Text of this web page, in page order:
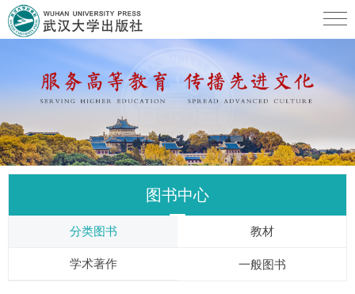
图书中心
分类图书 教材
学术著作 一般图书